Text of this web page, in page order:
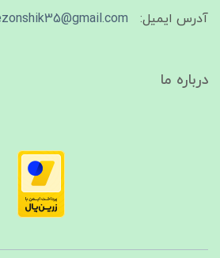
آدرس ایمیل:
درباره ما